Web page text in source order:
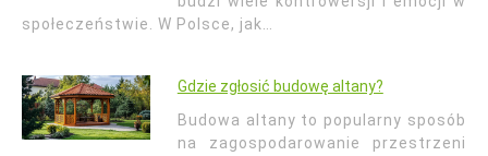
społeczeństwie. W Polsce, jak…
Gdzie zgłosić budowę altany?
Budowa altany to popularny sposób
na zagospodarowanie przestrzeni